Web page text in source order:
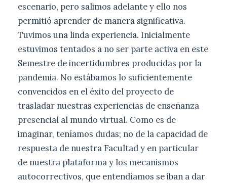
escenario, pero salimos adelante y ello nos
permitió aprender de manera significativa.
Tuvimos una linda experiencia. Inicialmente
estuvimos tentados a no ser parte activa en este
Semestre de incertidumbres producidas por la
pandemia. No estábamos lo suficientemente
convencidos en el éxito del proyecto de
trasladar nuestras experiencias de enseñanza
presencial al mundo virtual. Como es de
imaginar, teníamos dudas; no de la capacidad de
respuesta de nuestra Facultad y en particular
de nuestra plataforma y los mecanismos
autocorrectivos, que entendíamos se iban a dar